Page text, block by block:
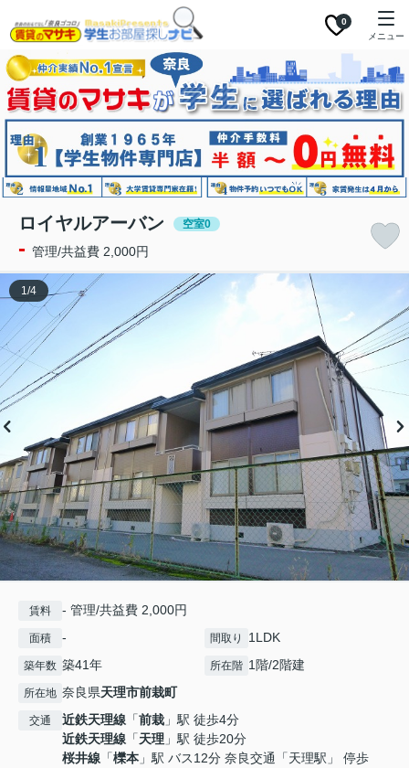
0
メニュー
ロイヤルアーバン 空室0
- 管理/共益費 2,000円
1/4
賃料 - 管理/共益費 2,000円
面積 - 間取り 1LDK
築年数 築41年 所在階 1階/2階建
所在地 奈良県天理市前栽町
交通 近鉄天理線 「前栽 」駅 徒歩4分
近鉄天理線 「天理 」駅 徒歩20分
桜井線 「櫟本 」駅 バス12分 奈良交通「天理駅」 停歩